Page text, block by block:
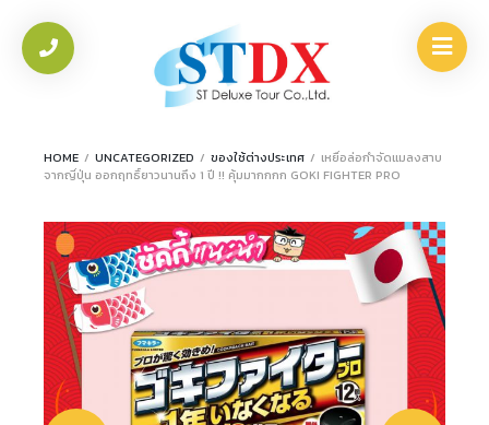
HOME / UNCATEGORIZED / ของใช้ต่างประเทศ / เหยื่อล่อกำจัดแมลงสาบ
จากญี่ปุ่น ออกฤทธิ์ยาวนานถึง 1 ปี !! คุ้มมากกกก GOKI FIGHTER PRO